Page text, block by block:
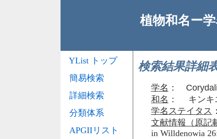
植物和名ー
検索結果詳細
学名 ：
和名 ： キンキ
学名ステイタス
文献情報（原記
in Willdenowia
YList トップ
簡易検索
詳細検索
分類体系
APGIIリスト